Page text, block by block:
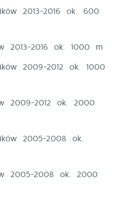
2013-2016 ok. 600
2013-2016 ok. 1000 m
2009-2012 ok. 1000
2009-2012 ok. 2000
2005-2008 ok.
2005-2008 ok. 2000
na uzyskanie informacji
witryny internetowej,
pozwalają nam na ocenę
pod względem ich
w formie zanonimizowanej.
pliki cookies
funkcjonalności.
prezentujemy Ci
na stronach
do prezentowania Ci
analizy Twoich
Treści promocyjne
podmiotów trzecich